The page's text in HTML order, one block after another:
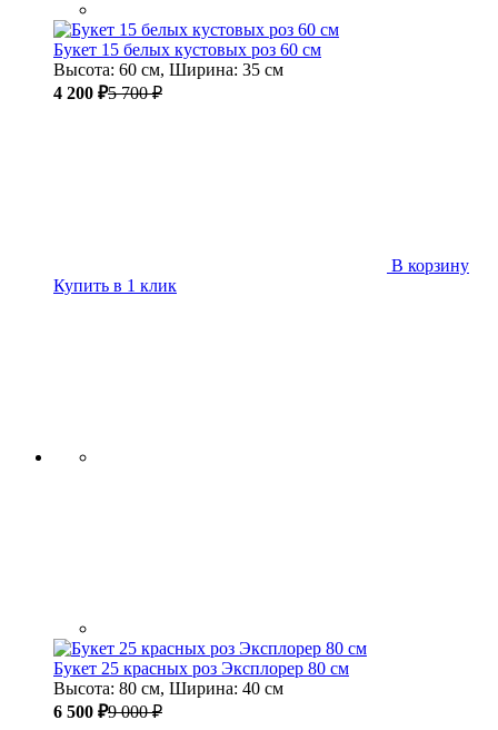
Букет 15 белых кустовых роз 60 см
Высота: 60 см, Ширина: 35 см
4 200 ₽5 700 ₽
В корзину
Купить в 1 клик
Букет 25 красных роз Эксплорер 80 см
Высота: 80 см, Ширина: 40 см
6 500 ₽9 000 ₽